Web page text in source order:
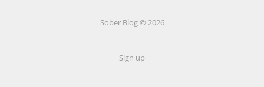
Sober Blog © 2026
Sign up